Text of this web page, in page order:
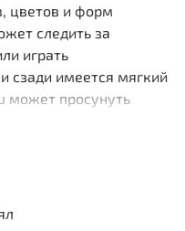
цветов и форм
следить за
играть
сзади имеется мягкий
может просунуть